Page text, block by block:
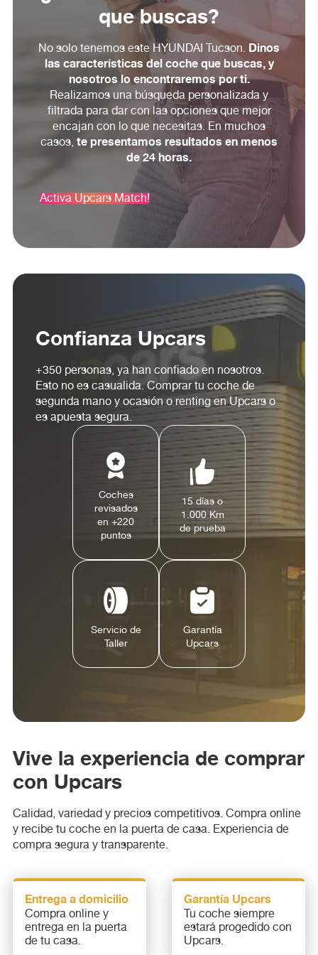
que buscas?
No solo tenemos este HYUNDAI Tucson. Dinos
las características del coche que buscas, y
nosotros lo encontraremos por ti.
Realizamos una búsqueda personalizada y
filtrada para dar con las opciones que mejor
encajan con lo que necesitas. En muchos
casos, te presentamos resultados en menos
de 24 horas.
Activa Upcars Match!
Confianza Upcars
+350 personas, ya han confiado en nosotros.
Esto no es casualida. Comprar tu coche de
segunda mano y ocasión o renting en Upcars o
es apuesta segura.
Coches
revisados
en +220
puntos
15 días o
1.000 Km
de prueba
Servicio de
Taller
Garantía
Upcars
Vive la experiencia de comprar
con Upcars
Calidad, variedad y precios competitivos. Compra online
y recibe tu coche en la puerta de casa. Experiencia de
compra segura y transparente.
Entrega a domicilio
Compra online y
entrega en la puerta
de tu casa.
Garantía Upcars
Tu coche siempre
estará progedido con
Upcars.